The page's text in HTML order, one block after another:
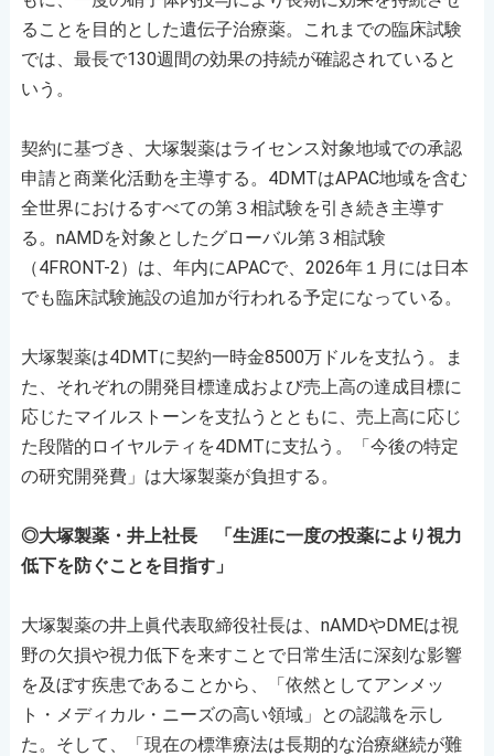
ることを目的とした遺伝子治療薬。これまでの臨床試験
では、最長で130週間の効果の持続が確認されていると
いう。
契約に基づき、大塚製薬はライセンス対象地域での承認
申請と商業化活動を主導する。4DMTはAPAC地域を含む
全世界におけるすべての第３相試験を引き続き主導す
る。nAMDを対象としたグローバル第３相試験
（4FRONT-2）は、年内にAPACで、2026年１月には日本
でも臨床試験施設の追加が行われる予定になっている。
大塚製薬は4DMTに契約一時金8500万ドルを支払う。ま
た、それぞれの開発目標達成および売上高の達成目標に
応じたマイルストーンを支払うとともに、売上高に応じ
た段階的ロイヤルティを4DMTに支払う。「今後の特定
の研究開発費」は大塚製薬が負担する。
◎大塚製薬・井上社長 「生涯に一度の投薬により視力
低下を防ぐことを目指す」
大塚製薬の井上眞代表取締役社長は、nAMDやDMEは視
野の欠損や視力低下を来すことで日常生活に深刻な影響
を及ぼす疾患であることから、「依然としてアンメッ
ト・メディカル・ニーズの高い領域」との認識を示し
た。そして、「現在の標準療法は長期的な治療継続が難